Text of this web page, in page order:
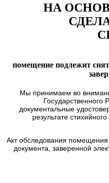
НА
помещение подлежит
Мы принимаем во
Государственного
документальные
результате
Акт обследования
документа, заверенной